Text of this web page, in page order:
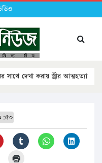
সাথে দেখা করায় স্ত্রীর আত্মহত্যা